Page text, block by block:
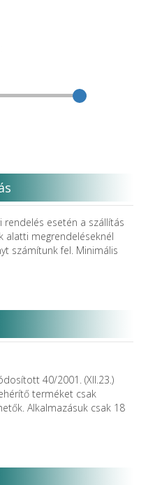
rendelés esetén a szállítás
alatti megrendeléseknél
számítunk fel. Minimális
40/2001. (XII.23.)
terméket csak
Alkalmazásuk csak 18